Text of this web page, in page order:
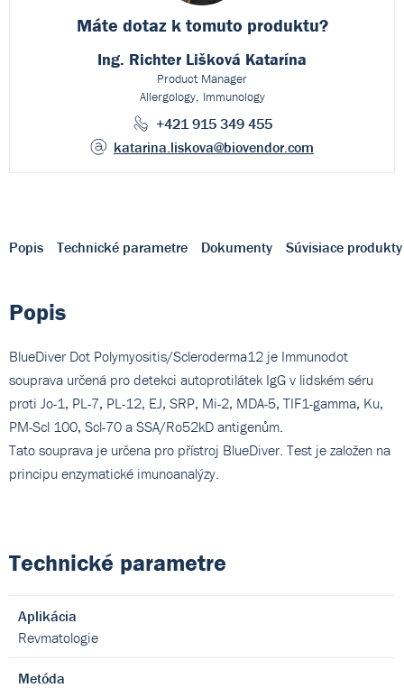
Máte dotaz k tomuto produktu?
Ing. Richter Lišková Katarína
Product Manager
Allergology, Immunology
+421 915 349 455
katarina.liskova@biovendor.com
Popis Technické parametre Dokumenty Súvisiace produkty
Popis
BlueDiver Dot Polymyositis/Scleroderma12 je Immunodot
souprava určená pro detekci autoprotilátek IgG v lidském séru
proti Jo-1, PL-7, PL-12, EJ, SRP, Mi-2, MDA-5, TIF1-gamma, Ku,
PM-Scl 100, Scl-70 a SSA/Ro52kD antigenům.
Tato souprava je určena pro přístroj BlueDiver. Test je založen na
principu enzymatické imunoanalýzy.
Technické parametre
Aplikácia
Revmatologie
Metóda